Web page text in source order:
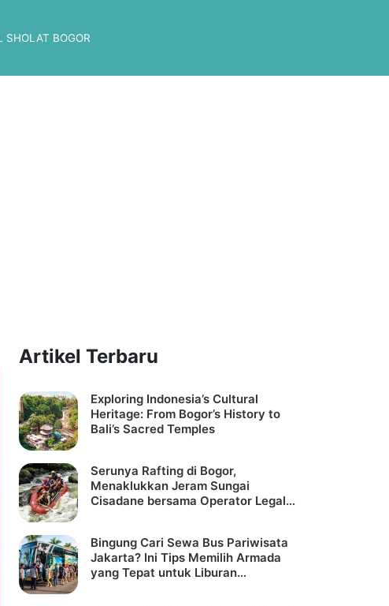
SHOLAT BOGOR
Artikel Terbaru
Exploring Indonesia’s Cultural
Heritage: From Bogor’s History to
Bali’s Sacred Temples
Serunya Rafting di Bogor,
Menaklukkan Jeram Sungai
Cisadane bersama Operator Legal
Bingung Cari Sewa Bus Pariwisata
Jakarta? Ini Tips Memilih Armada
yang Tepat untuk Liburan